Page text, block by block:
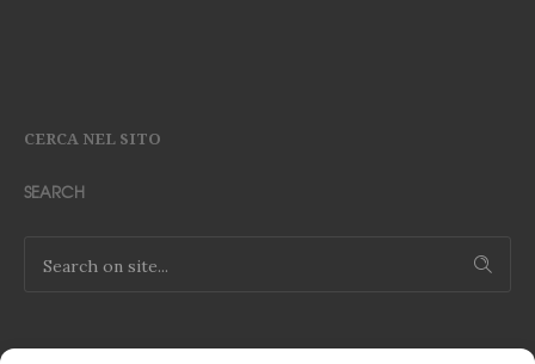
CERCA NEL SITO
SEARCH